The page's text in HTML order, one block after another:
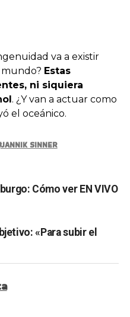
va a existir
Estas
ni siquiera
. ¿Y van a actuar como
el oceánico.
JANNIK SINNER
Cómo ver EN VIVO
«Para subir el